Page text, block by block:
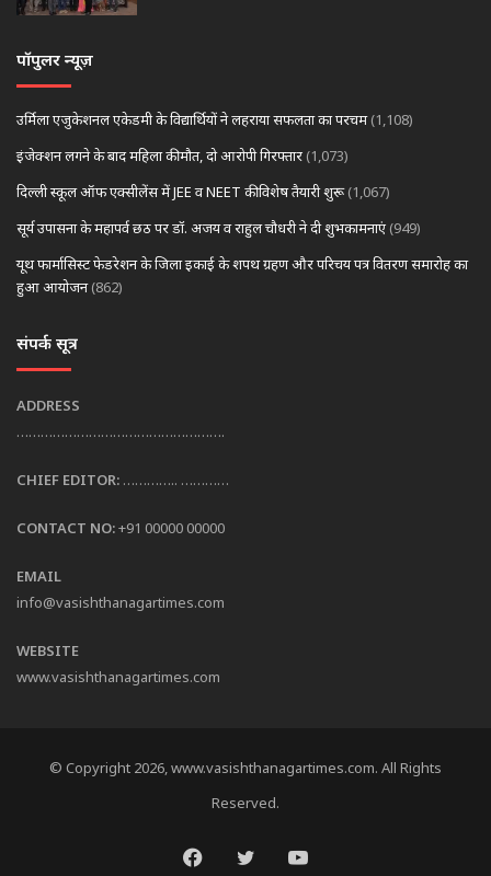
पॉपुलर न्यूज़
उर्मिला एजुकेशनल एकेडमी के विद्यार्थियों ने लहराया सफलता का परचम (1,108)
इंजेक्शन लगने के बाद महिला की मौत, दो आरोपी गिरफ्तार (1,073)
दिल्ली स्कूल ऑफ एक्सीलेंस में JEE व NEET की विशेष तैयारी शुरू (1,067)
सूर्य उपासना के महापर्व छठ पर डॉ. अजय व राहुल चौधरी ने दी शुभकामनाएं (949)
यूथ फार्मासिस्ट फेडरेशन के जिला इकाई के शपथ ग्रहण और परिचय पत्र वितरण समारोह का
हुआ आयोजन (862)
संपर्क सूत्र
ADDRESS
…………………………………………….
CHIEF EDITOR: ………….. …………
CONTACT NO:+91 00000 00000
EMAIL
info@vasishthanagartimes.com
WEBSITE
www.vasishthanagartimes.com
© Copyright 2026, www.vasishthanagartimes.com. All Rights
Reserved.
Facebook
TwitterYouTube